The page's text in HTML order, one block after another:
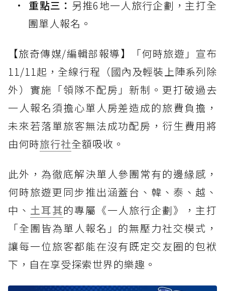
重點三： 另推6地一人旅行企劃，主打全
團單人報名。
【旅奇傳媒/編輯部報導】「何時旅遊」宣布
11/11起，全線行程（國內及輕裝上陣系列除
外）實施「領隊不配房」新制。更打破過去
一人報名須擔心單人房差造成的旅費負擔，
未來若落單旅客無法成功配房，衍生費用將
由何時旅行社全額吸收。
此外，為徹底解決單人參團常有的邊緣感，
何時旅遊更同步推出涵蓋台、韓、泰、越、
中、 土耳其的專屬《一人旅行企劃》，主打
「全團皆為單人報名」的無壓力社交模式，
讓每一位旅客都能在沒有既定交友圈的包袱
下，自在享受探索世界的樂趣。